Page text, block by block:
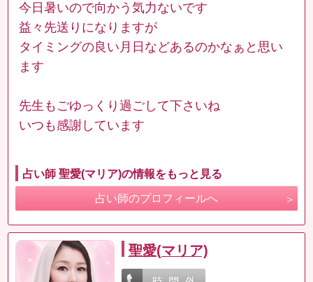
今日暑いので向かう気力ないです
益々先送りになりますが
タイミングの良い月日などあるのかなぁと思い
ます
先生もごゆっくり過ごして下さいね
いつも感謝しています
占い師 聖愛(マリア)の情報をもっと見る
占い師のプロフィールへ
聖愛(マリア)